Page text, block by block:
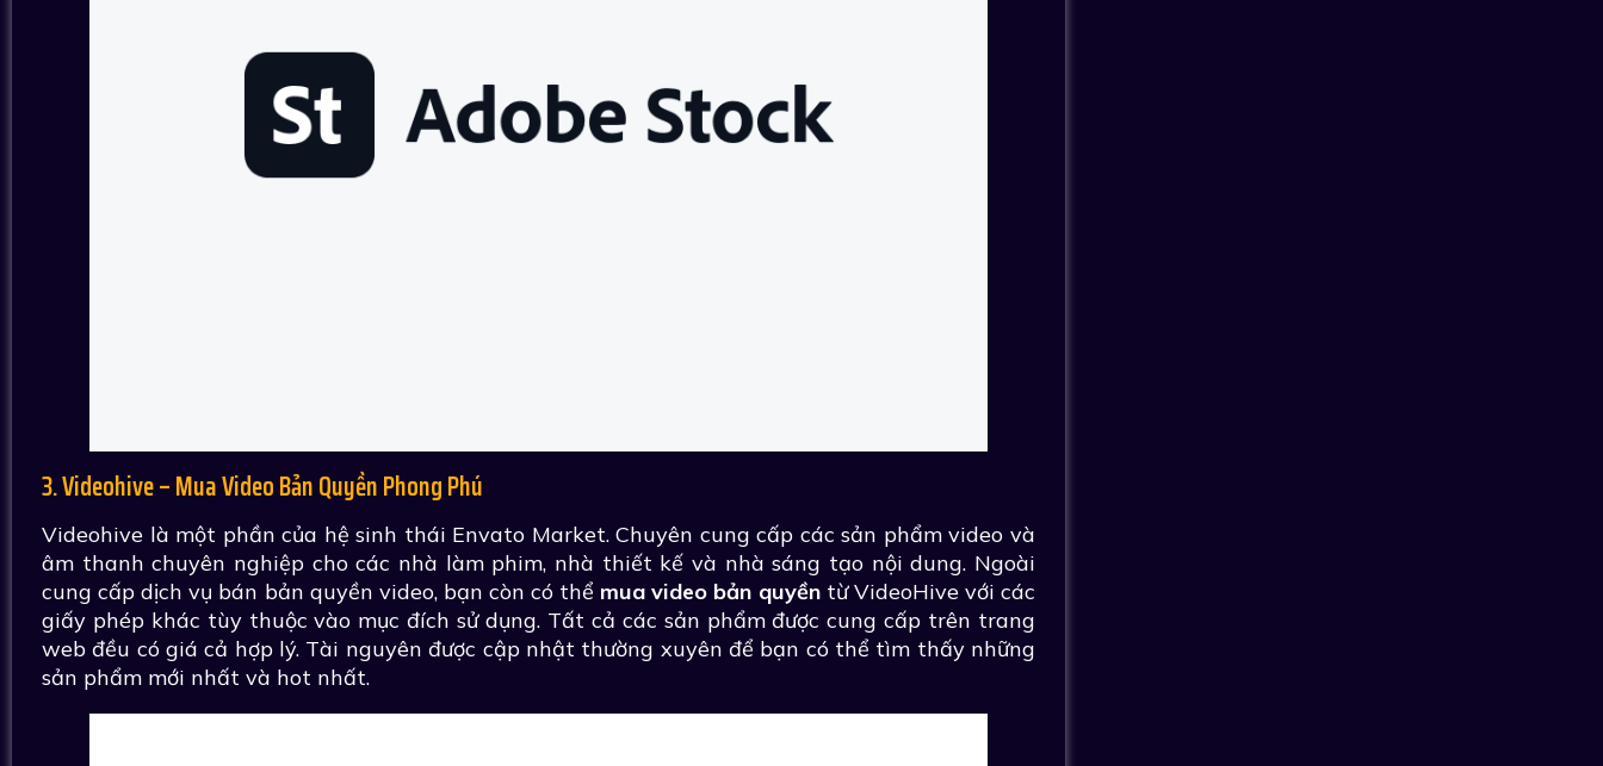
3. Videohive – Mua Video Bản Quyền Phong Phú
Videohive là một phần của hệ sinh thái Envato Market. Chuyên cung cấp các sản phẩm video và
âm thanh chuyên nghiệp cho các nhà làm phim, nhà thiết kế và nhà sáng tạo nội dung. Ngoài
cung cấp dịch vụ bán bản quyền video, bạn còn có thể mua video bản quyềntừ VideoHive với các
giấy phép khác tùy thuộc vào mục đích sử dụng. Tất cả các sản phẩm được cung cấp trên trang
web đều có giá cả hợp lý. Tài nguyên được cập nhật thường xuyên để bạn có thể tìm thấy những
sản phẩm mới nhất và hot nhất.